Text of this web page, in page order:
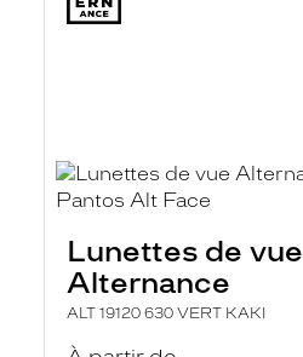
Lunettes de vue
Alternance
ALT 19120 630 VERT KAKI